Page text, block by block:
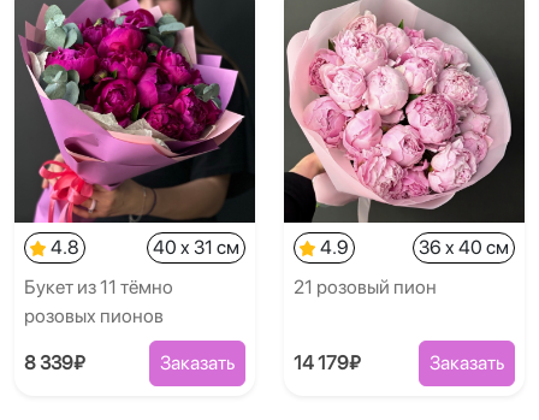
4.8
40 x 31 см
Букет из 11 тёмно
розовых пионов
8 339₽ Заказать
4.9
36 x 40 см
21 розовый пион
14 179₽ Заказать